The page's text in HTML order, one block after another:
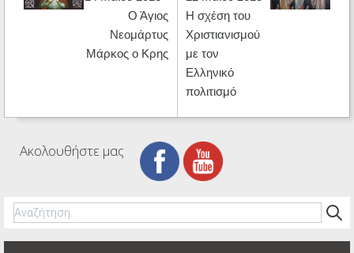
Ο Άγιος
Νεομάρτυς
Μάρκος ο Κρης
Η σχέση του
Χριστιανισμού
με τον
Ελληνικό
πολιτισμό
Ακολουθήστε μας